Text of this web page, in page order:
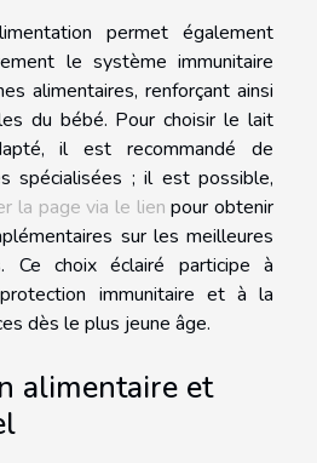
permet également
le système immunitaire
alimentaires, renforçant ainsi
du bébé. Pour choisir le lait
il est recommandé de
spécialisées ; il est possible,
la page via le lien pour obtenir
sur les meilleures
Ce choix éclairé participe à
immunitaire et à la
dès le plus jeune âge.
alimentaire et